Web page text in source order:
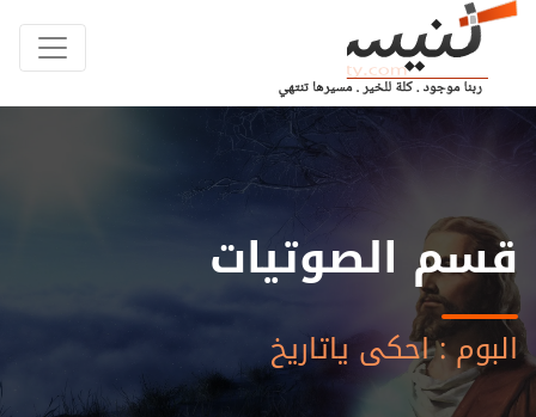
قسم الصوتيات
البوم : احكى ياتاريخ